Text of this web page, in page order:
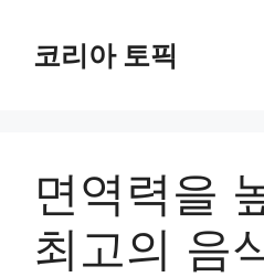
코리아 토픽
면역력을
최고의 음